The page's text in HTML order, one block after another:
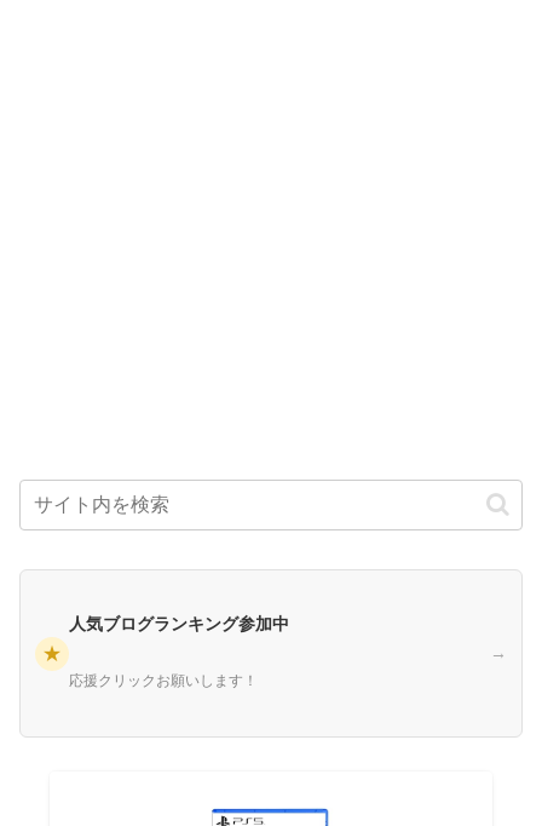
★
人気ブログランキング参加中
応援クリックお願いします！
→